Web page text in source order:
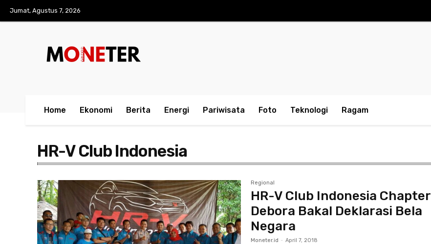
Jumat, Agustus 7, 2026
Home Ekonomi Berita Energi Pariwisata Foto Teknologi Ragam
HR-V Club Indonesia
Regional
HR-V Club Indonesia Chapter
Debora Bakal Deklarasi Bela
Negara
Moneter.id - April 7, 2018